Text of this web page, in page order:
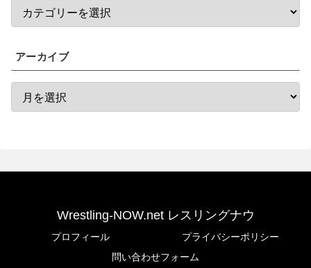
アーカイブ
Wrestling-NOW.net レスリングナウ
プロフィール
プライバシーポリシー
問い合わせフォーム